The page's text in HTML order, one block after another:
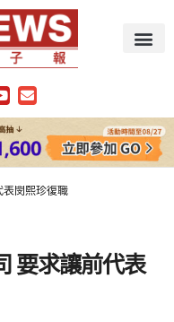
表閔熙珍復職
要求讓前代表